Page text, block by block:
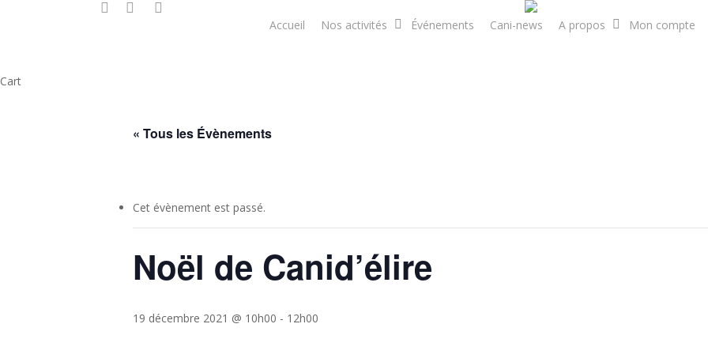
facebookgoogle- instagram
Accueil Nos activités Événements Cani-news A propos Mon compte
CartClose
« Tous les Évènements
Cet évènement est passé.
Noël de Canid’élire
19 décembre 2021 @ 10h00 - 12h00